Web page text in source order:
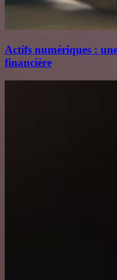
Actifs numériques :
financière